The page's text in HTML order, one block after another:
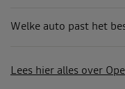
Welke auto past het
Lees hier alles over